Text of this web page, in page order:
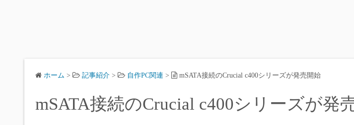
ホーム > 記事紹介 > 自作PC関連 > mSATA接続のCrucial c400シリーズが発売開始
mSATA接続のCrucial c400シリーズが発